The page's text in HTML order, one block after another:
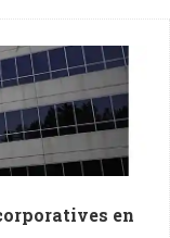
en